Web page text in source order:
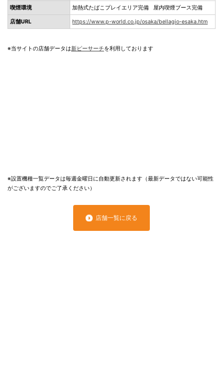
喫煙環境 加熱式たばこプレイエリア完備 屋内喫煙ブース完備
店舗URL https://www.p-world.co.jp/osaka/bellagio-esaka.htm
※当サイトの店舗データは新ピーサーチを利用しております
※設置機種一覧データは毎週金曜日に自動更新されます（最新データではない可能性
がございますのでご了承ください）
店舗一覧に戻る